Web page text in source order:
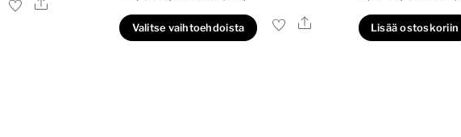
Ale
Valitse vaihtoehdoista
Tällä
Ale Lisää ostoskoriin